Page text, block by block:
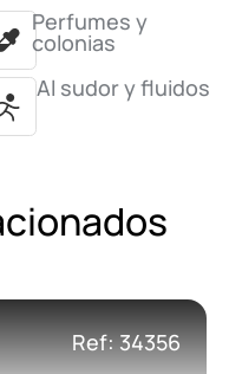
Perfumes y
colonias
Al sudor y fluidos
Ref: 34356